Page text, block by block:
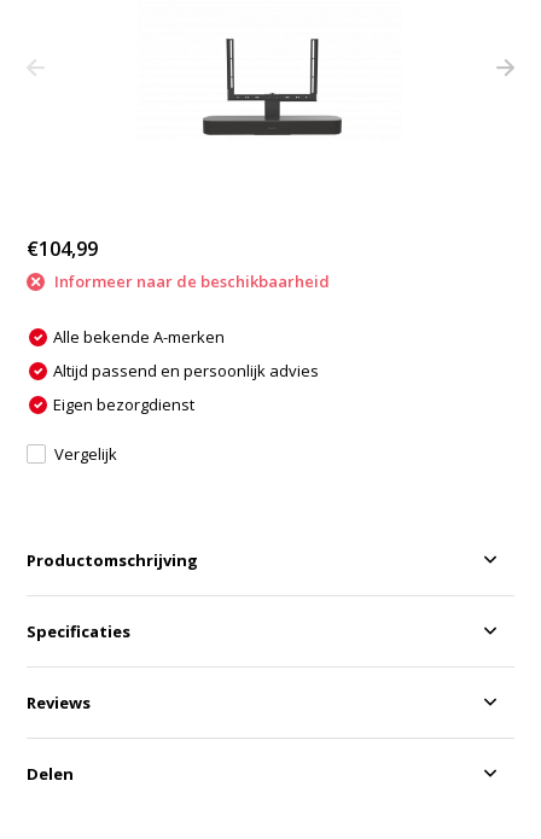
€104,99
Informeer naar de beschikbaarheid
Alle bekende A-merken
Altijd passend en persoonlijk advies
Eigen bezorgdienst
Vergelijk
Productomschrijving
Specificaties
Reviews
Delen